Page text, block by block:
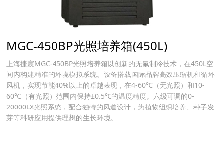
MGC-450BP光照培养箱(450L)
上海捷宸MGC-450BP光照培养箱以创新的无氟制冷技术，在450L空
间内构建精准的环境模拟系统。设备搭载国际品牌高效压缩机和循环
风机，实现节能40%以上的卓越表现，在4-60℃（无光照）和10-
60℃（有光照）范围内保持±0.5℃的温度精度。六级可调的0-
20000LX光照系统，配合独特的风道设计，为植物组织培养、种子发
芽等科研应用提供理想的生长环境。